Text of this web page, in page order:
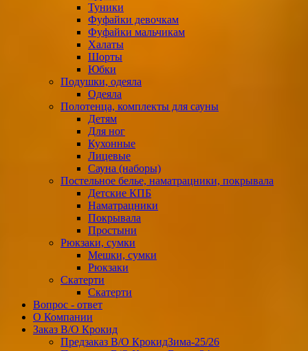
Туники
Фуфайки девочкам
Фуфайки мальчикам
Халаты
Шорты
Юбки
Подушки, одеяла
Одеяла
Полотенца, комплекты для сауны
Детям
Для ног
Кухонные
Лицевые
Сауна (наборы)
Постельное белье, наматрацники, покрывала
Детские КПБ
Наматрацники
Покрывала
Простыни
Рюкзаки, сумки
Мешки, сумки
Рюкзаки
Скатерти
Скатерти
Вопрос - ответ
О Компании
Заказ В/О Крокид
Предзаказ В/О КрокидЗима-25/26